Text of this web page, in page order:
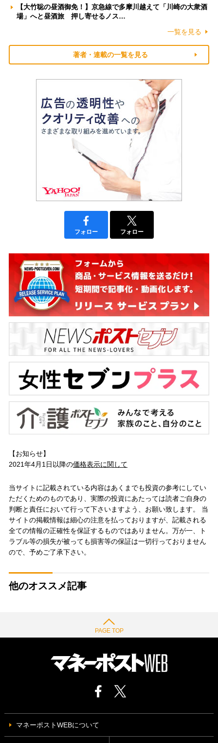
【大竹聡の昼酒御免！】京急線で多摩川越えて「川崎の大衆酒
場」へと昼酒旅 押し寄せるノス…
一覧を見る
著者・連載の一覧を見る
フォロー フォロー
【お知らせ】
2021年4月1日以降の価格表示に関して
当サイトに記載されている内容はあくまでも投資の参考にしてい
ただくためのものであり、実際の投資にあたっては読者ご自身の
判断と責任において行って下さいますよう、お願い致します。 当
サイトの掲載情報は細心の注意を払っておりますが、記載される
全ての情報の正確性を保証するものではありません。万が一、ト
ラブル等の損失が被っても損害等の保証は一切行っておりません
ので、予めご了承下さい。
他のオススメ記事
PAGE TOP
マネーポストWEBについて